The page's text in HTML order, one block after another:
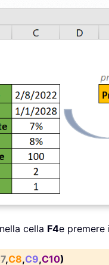
cella F4e premere
,C8,C9,C10)